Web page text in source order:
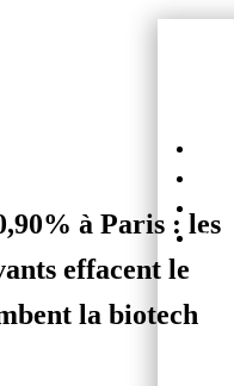
à Paris : les
effacent le
la biotech